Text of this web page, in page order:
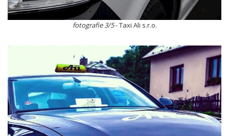
fotografie 3/5- Taxi Ali s.r.o.